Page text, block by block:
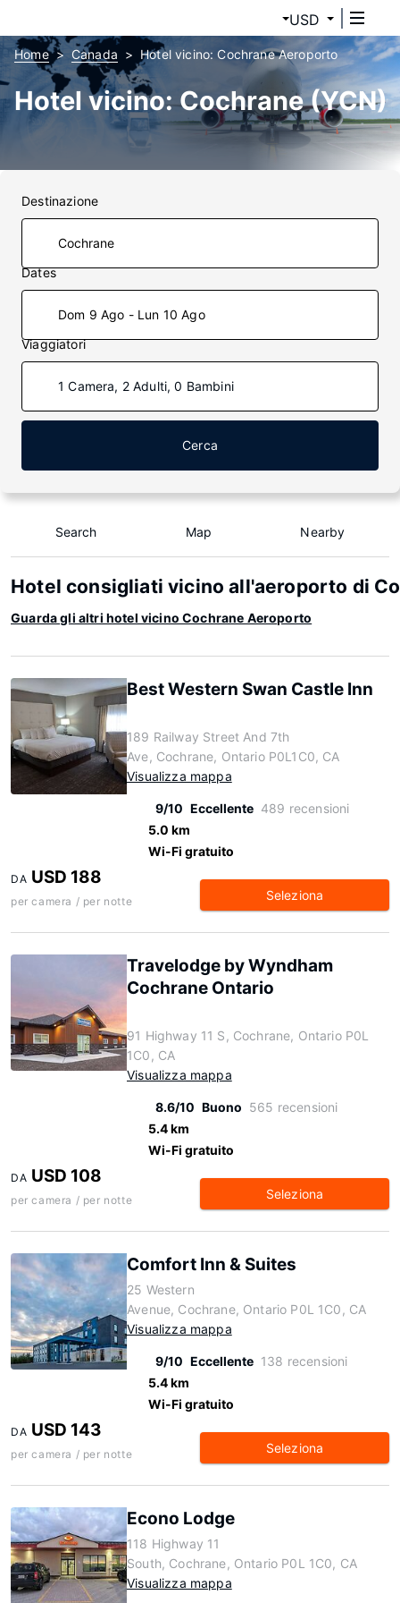
USD
Home Canada Hotel vicino: Cochrane Aeroporto
Hotel vicino: Cochrane (YCN)
Destinazione
Dates
Dom 9 Ago - Lun 10 Ago
Viaggiatori
1 Camera, 2 Adulti, 0 Bambini
Cerca
Search Map Nearby
Hotel consigliati vicino all'aeroporto di
Guarda gli altri hotel vicino Cochrane Aeroporto
Best Western Swan Castle Inn
189 Railway Street And 7th
Ave, Cochrane, Ontario P0L1C0, CA
Visualizza mappa
9/10 Eccellente 489 recensioni
5.0 km
Wi-Fi gratuito
DA USD 188
per camera / per notte Seleziona
Travelodge by Wyndham
Cochrane Ontario
91 Highway 11 S, Cochrane, Ontario P0L
1C0, CA
Visualizza mappa
8.6/10 Buono 565 recensioni
5.4 km
Wi-Fi gratuito
DA USD 108
per camera / per notte Seleziona
Comfort Inn & Suites
25 Western
Avenue, Cochrane, Ontario P0L 1C0, CA
Visualizza mappa
9/10 Eccellente 138 recensioni
5.4 km
Wi-Fi gratuito
DA USD 143
per camera / per notte Seleziona
Econo Lodge
118 Highway 11
South, Cochrane, Ontario P0L 1C0, CA
Visualizza mappa